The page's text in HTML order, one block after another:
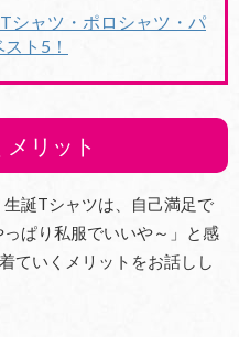
シャツ・ポロシャツ・パ
ト5！
リット
誕Tシャツは、自己満足で
ぱり私服でいいや～」と感
ていくメリットをお話しし